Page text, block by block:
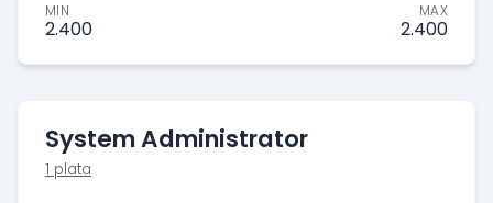
MIN
2.400
MAX
2.400
System Administrator
1 plata